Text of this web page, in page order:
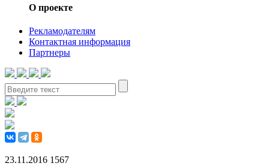
О проекте
Рекламодателям
Контактная информация
Партнеры
23.11.2016 1567